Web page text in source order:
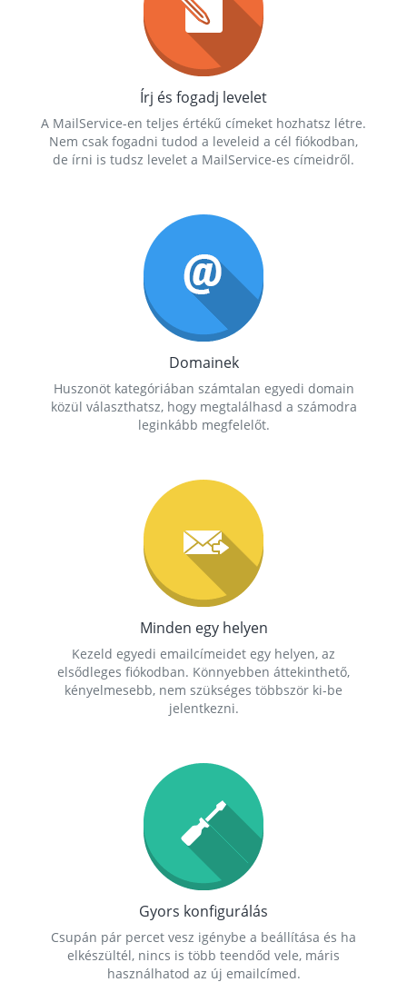
Írj és fogadj levelet
A MailService-en teljes értékű címeket hozhatsz létre.
Nem csak fogadni tudod a leveleid a cél fiókodban,
de írni is tudsz levelet a MailService-es címeidről.
Domainek
Huszonöt kategóriában számtalan egyedi domain
közül választhatsz, hogy megtalálhasd a számodra
leginkább megfelelőt.
Minden egy helyen
Kezeld egyedi emailcímeidet egy helyen, az
elsődleges fiókodban. Könnyebben áttekinthető,
kényelmesebb, nem szükséges többször ki-be
jelentkezni.
Gyors konfigurálás
Csupán pár percet vesz igénybe a beállítása és ha
elkészültél, nincs is több teendőd vele, máris
használhatod az új emailcímed.